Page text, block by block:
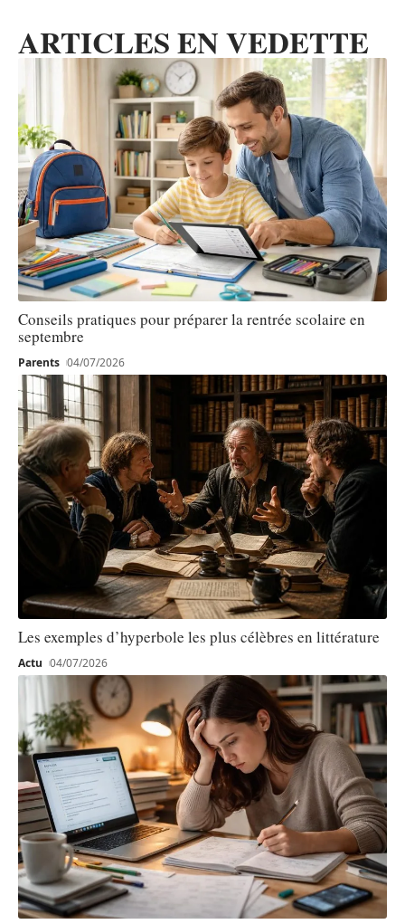
ARTICLES EN VEDETTE
Conseils pratiques pour préparer la rentrée scolaire en
septembre
Parents 04/07/2026
Les exemples d’hyperbole les plus célèbres en littérature
Actu 04/07/2026